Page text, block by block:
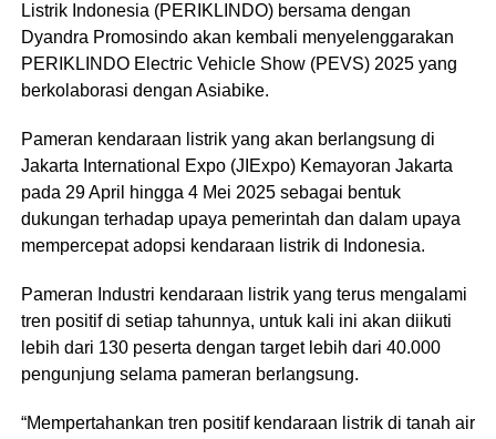
Listrik Indonesia (PERIKLINDO) bersama dengan
Dyandra Promosindo akan kembali menyelenggarakan
PERIKLINDO Electric Vehicle Show (PEVS) 2025 yang
berkolaborasi dengan Asiabike.
Pameran kendaraan listrik yang akan berlangsung di
Jakarta International Expo (JIExpo) Kemayoran Jakarta
pada 29 April hingga 4 Mei 2025 sebagai bentuk
dukungan terhadap upaya pemerintah dan dalam upaya
mempercepat adopsi kendaraan listrik di Indonesia.
Pameran Industri kendaraan listrik yang terus mengalami
tren positif di setiap tahunnya, untuk kali ini akan diikuti
lebih dari 130 peserta dengan target lebih dari 40.000
pengunjung selama pameran berlangsung.
“Mempertahankan tren positif kendaraan listrik di tanah air